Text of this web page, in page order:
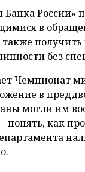
России»
в
без
Чемпионат
в
могли им
понять, как